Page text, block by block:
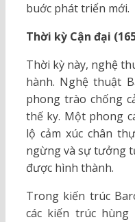
buớc phát triển mới.
Thời kỳ Cận đại
Thời kỳ này, nghệ
hành. Nghệ thuật
phong trào chống
thế ky. Một phong
lộ cảm xúc chân
ngừng và sự tưởng
được hình thành.
Trong kiến trúc
các kiến trúc